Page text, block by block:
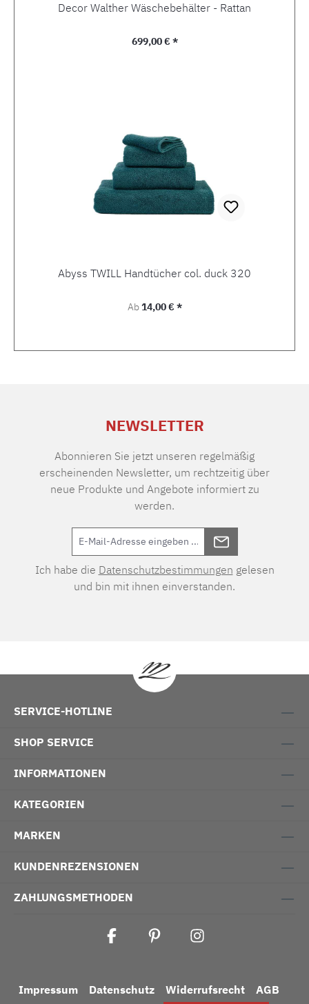
Decor Walther Wäschebehälter - Rattan
Regulärer Preis:
699,00 € *
Abyss TWILL Handtücher col. duck 320
Regulärer Preis:
Ab14,00 € *
NEWSLETTER
Abonnieren Sie jetzt unseren regelmäßig
erscheinenden Newsletter, um rechtzeitig über
neue Produkte und Angebote informiert zu
werden.
Ich habe die Datenschutzbestimmungen gelesen
und bin mit ihnen einverstanden.
SERVICE-HOTLINE
SHOP SERVICE
INFORMATIONEN
KATEGORIEN
MARKEN
KUNDENREZENSIONEN
ZAHLUNGSMETHODEN
Impressum Datenschutz Widerrufsrecht AGB